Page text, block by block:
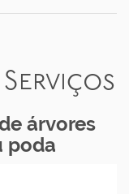
árvores
poda